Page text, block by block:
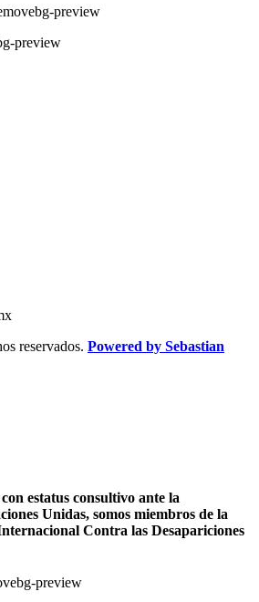
reservados. Powered by Sebastian
estatus consultivo ante la
Unidas, somos miembros de la
Contra las Desapariciones